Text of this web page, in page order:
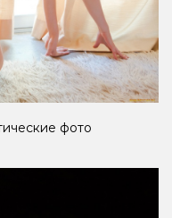
фото